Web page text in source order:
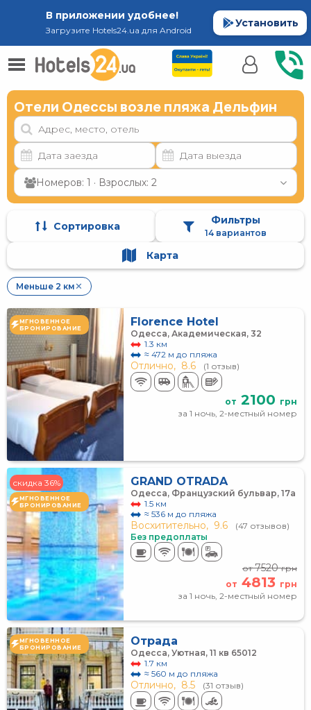
В приложении удобнее!
Загрузите Hotels24.ua для Android
Установить
Отели Одессы возле пляжа Дельфин
Номеров: 1 · Взрослых: 2
Сортировка Фильтры
14 вариантов
Карта
Меньше 2 км ✕
МГНОВЕННОЕ
БРОНИРОВАНИЕ
Florence Hotel
Одесса, Академическая, 32
1.3 км
≈ 472 м до пляжа
Отлично, 8.6 (1 отзыв)
от 2100 грн
за 1 ночь, 2-местный номер
скидка 36%
МГНОВЕННОЕ
БРОНИРОВАНИЕ
GRAND OTRADA
Одесса, Французский бульвар, 17а
1.5 км
≈ 536 м до пляжа
Восхитительно, 9.6
(47 отзывов)
Без предоплаты
от7520грн
от 4813 грн
за 1 ночь, 2-местный номер
МГНОВЕННОЕ
БРОНИРОВАНИЕ
Отрада
Одесса, Уютная, 11 кв 65012
1.7 км
≈ 560 м до пляжа
Отлично, 8.5 (31 отзыв)